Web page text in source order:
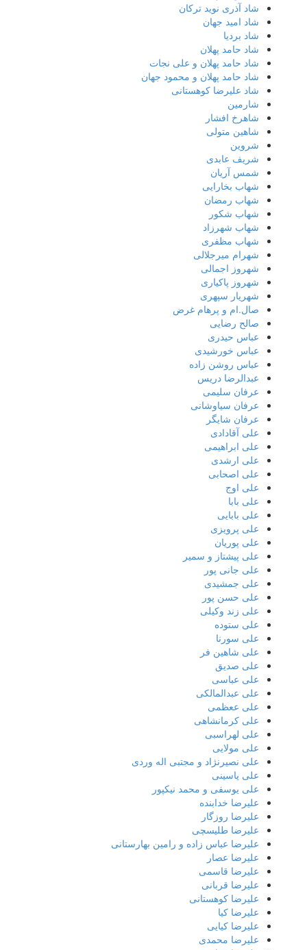
شاد آذری نوید ترکان
شاد امید جهان
شاد بردیا
شاد حامد پهلان
شاد حامد پهلان و علی نجات
شاد حامد پهلان و محمود جهان
شاد علیرضا کوهستانی
شارمین
شاهرخ افشار
شاهین متولی
شروین
شریف عابدی
شمس آریان
شهاب بخارایی
شهاب رمضان
شهاب شکور
شهاب شهرزاد
شهاب مظفری
شهرام میرجلالی
شهروز اجمالی
شهروز پاکیاری
شهریار سپهری
صال.ام و پرهام غرض
صالح رضایی
عباس حیدری
عباس خورشیدی
عباس روشن زاده
عبدالرضا دریس
عرفان سلیمی
عرفان سیاوشانی
عرفان شایگر
علی آقادادی
علی ابراهیمی
علی ارشدی
علی اصحابی
علی اوج
علی بابا
علی بابایی
علی پرویزی
علی پوریان
علی پیشتاز و سمیر
علی جانی پور
علی جمشیدی
علی حسن پور
علی زند وکیلی
علی ستوده
علی سورنا
علی شاهین فر
علی صدیق
علی عباسی
علی عبدالمالکی
علی ععظمی
علی کرمانشاهی
علی لهراسبی
علی مولایی
علی نصیرنژاد و مجتبی اله وردی
علی یاسینی
علی یوسفی و محمد نیکپور
علیرضا خدابنده
علیرضا روزگار
علیرضا طلیسچی
علیرضا عباس زاده و رامین بهارستانی
علیرضا عصار
علیرضا قاسمی
علیرضا قربانی
علیرضا کوهستانی
علیرضا کیا
علیرضا کیایی
علیرضا محمدی